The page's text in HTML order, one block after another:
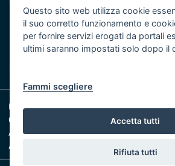
Questo sito web utilizza cookie
il suo corretto funzionamento e
per fornire servizi erogati da portali
ultimi saranno impostati solo dopo il
Fammi scegliere
Accetta tutti
Rifiuta tutti
Redazione
Responsabili pubblicazione
Note legali
Cookie e Privacy
Amministrazione trasparente
Albo pretorio